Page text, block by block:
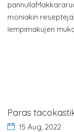
moniakin
lempimakujen
Paras
15 Aug, 2022